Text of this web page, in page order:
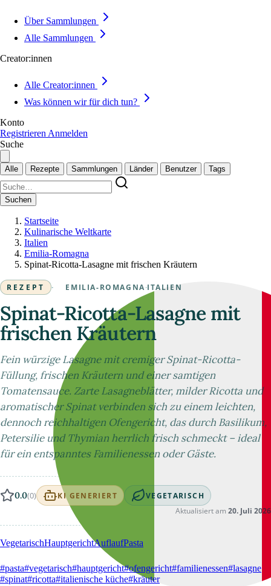
Über Sammlungen
Alle Sammlungen
Creator:innen
Alle Creator:innen
Was können wir für dich tun?
Konto
Registrieren Anmelden
Suche
Alle Rezepte Sammlungen Länder Benutzer Tags
Suchen
Startseite
Kulinarische Weltkarte
Italien
Emilia-Romagna
Spinat-Ricotta-Lasagne mit frischen Kräutern
REZEPT · EMILIA-ROMAGNA ·ITALIEN
Spinat-Ricotta-Lasagne mit
frischen Kräutern
Fein würzige Lasagne mit cremiger Spinat-Ricotta-
Füllung, frischen Kräutern und einer samtigen
Tomatensauce. Zarte Lasagneblätter, milder Ricotta und
aromatischer Spinat verbinden sich zu einem leichten,
dennoch reichhaltigen Ofengericht, das durch Basilikum,
Petersilie und Thymian herrlich frisch schmeckt – ideal
für ein entspanntes Familienessen oder Gäste.
0.0(0) KI GENERIERT VEGETARISCH
Aktualisiert am 20. Juli 2026
VegetarischHauptgerichtAuflaufPasta
#pasta#vegetarisch#hauptgericht#ofengericht#familienessen#lasagne
#spinat#ricotta#italienische küche#kräuter